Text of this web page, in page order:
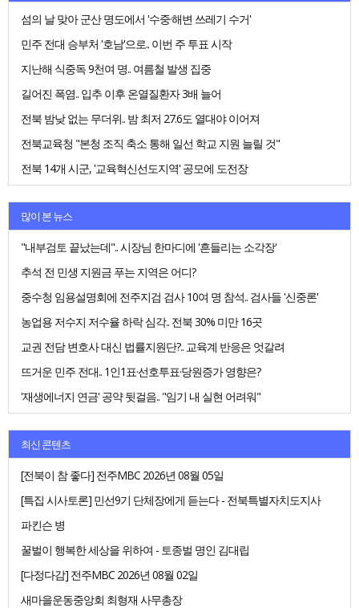
섬의 날 맞아 군산 명도에서 '수중·해변 쓰레기 수거'
민주 전대 승부처 '호남'으로.. 이번 주 투표 시작
지난해 식중독 9천여 명.. 여름철 발생 집중
길어진 폭염.. 입추 이후 온열질환자 3배 늘어
전북 밤낮 없는 무더위.. 밤 최저 27.6도 열대야 이어져
전북교육청 "본청 조직 축소 통해 일선 학교 지원 늘릴 것"
전북 14개 시군, '교육혁신선도지역' 공모에 도전장
많이 본 뉴스
"내부검토 끝났는데".. 시장님 한마디에 '흔들리는 소각장'
추석 전 민생 지원금 푸는 지역은 어디?
중수청 임용설명회에 전주지검 검사 10여 명 참석.. 검사들 '신중론'
농업용 저수지 저수율 하락 심각.. 전북 30% 미만 16곳
교권 전담 변호사 대신 법률지원단?.. 교육계 반응은 엇갈려
뜨거운 민주 전대.. 1인1표·선호투표·당원증가 영향은?
'재생에너지 연금' 공약 뒷걸음.. "임기 내 실현 어려워"
최신 콘텐츠
[전북이 참 좋다] 전주MBC 2026년 08월 05일
[특집 시사토론] 민선9기 단체장에게 듣는다 - 전북특별자치도지사
파킨슨 병
꿀벌이 행복한 세상을 위하여 - 토종벌 명인 김대립
[다정다감] 전주MBC 2026년 08월 02일
새마을운동중앙회 최형재 사무총장